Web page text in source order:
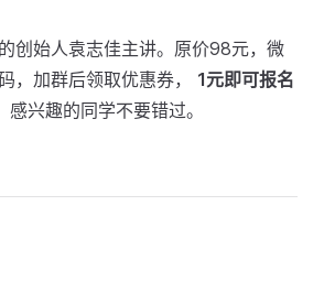
创始人袁志佳主讲。原价98元，微
，加群后领取优惠券， 1元即可报名
兴趣的同学不要错过。